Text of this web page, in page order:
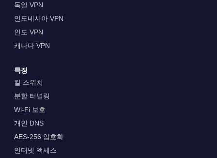
독일 VPN
인도네시아 VPN
인도 VPN
캐나다 VPN
특징
킬 스위치
분할 터널링
Wi-Fi 보호
개인 DNS
AES-256 암호화
인터넷 액세스